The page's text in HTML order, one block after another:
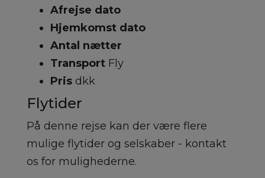
Afrejse dato
Hjemkomst dato
Antal nætter
Transport Fly
Pris dkk
Flytider
På denne rejse kan der være flere
mulige flytider og selskaber - kontakt
os for mulighederne.